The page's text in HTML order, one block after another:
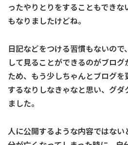
ったやりとりをすることもでき
もなりましたけどね。
日記などをつける習慣もないの
して見ることができるのがブロ
ため、もう少しちゃんとブログを
するなりしなきゃなと思い、グ
ました。
人に公開するような内容ではな